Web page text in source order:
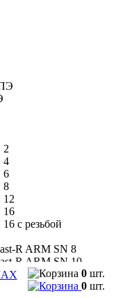
2
4
6
8
12
16
с резьбой
R ARM SN 8
R ARM SN 10
R ARM SN 160 шт.
0 шт.